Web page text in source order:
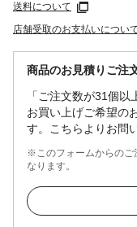
送料について
店舗受取のお支払いについ
商品のお見積りご注
「ご注文数が31個
お買い上げご希望の
す。こちらよりお問
※このフォームからのご
なります。